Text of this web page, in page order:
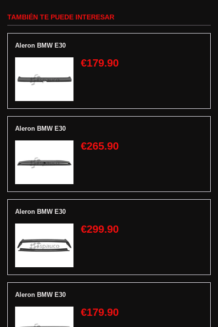
TAMBIÉN TE PUEDE INTERESAR
Aleron BMW E30
€179.90
Aleron BMW E30
€265.90
Aleron BMW E30
€299.90
Aleron BMW E30
€179.90